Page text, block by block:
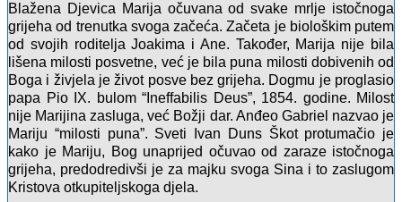
Blažena Djevica Marija očuvana od svake mrlje istočnoga
grijeha od trenutka svoga začeća. Začeta je biološkim putem
od svojih roditelja Joakima i Ane. Također, Marija nije bila
lišena milosti posvetne, već je bila puna milosti dobivenih od
Boga i živjela je život posve bez grijeha. Dogmu je proglasio
papa Pio IX. bulom “Ineffabilis Deus”, 1854. godine. Milost
nije Marijina zasluga, već Božji dar. Anđeo Gabriel nazvao je
Mariju “milosti puna”. Sveti Ivan Duns Škot protumačio je
kako je Mariju, Bog unaprijed očuvao od zaraze istočnoga
grijeha, predodredivši je za majku svoga Sina i to zaslugom
Kristova otkupiteljskoga djela.